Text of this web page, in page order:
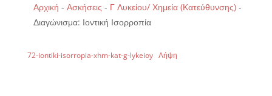
Αρχική - Ασκήσεις - Γ Λυκείου/ Χημεία (Κατεύθυνσης)-
Διαγώνισμα: Ιοντική Ισορροπία
72-iontiki-isorropia-xhm-kat-g-lykeioy Λήψη